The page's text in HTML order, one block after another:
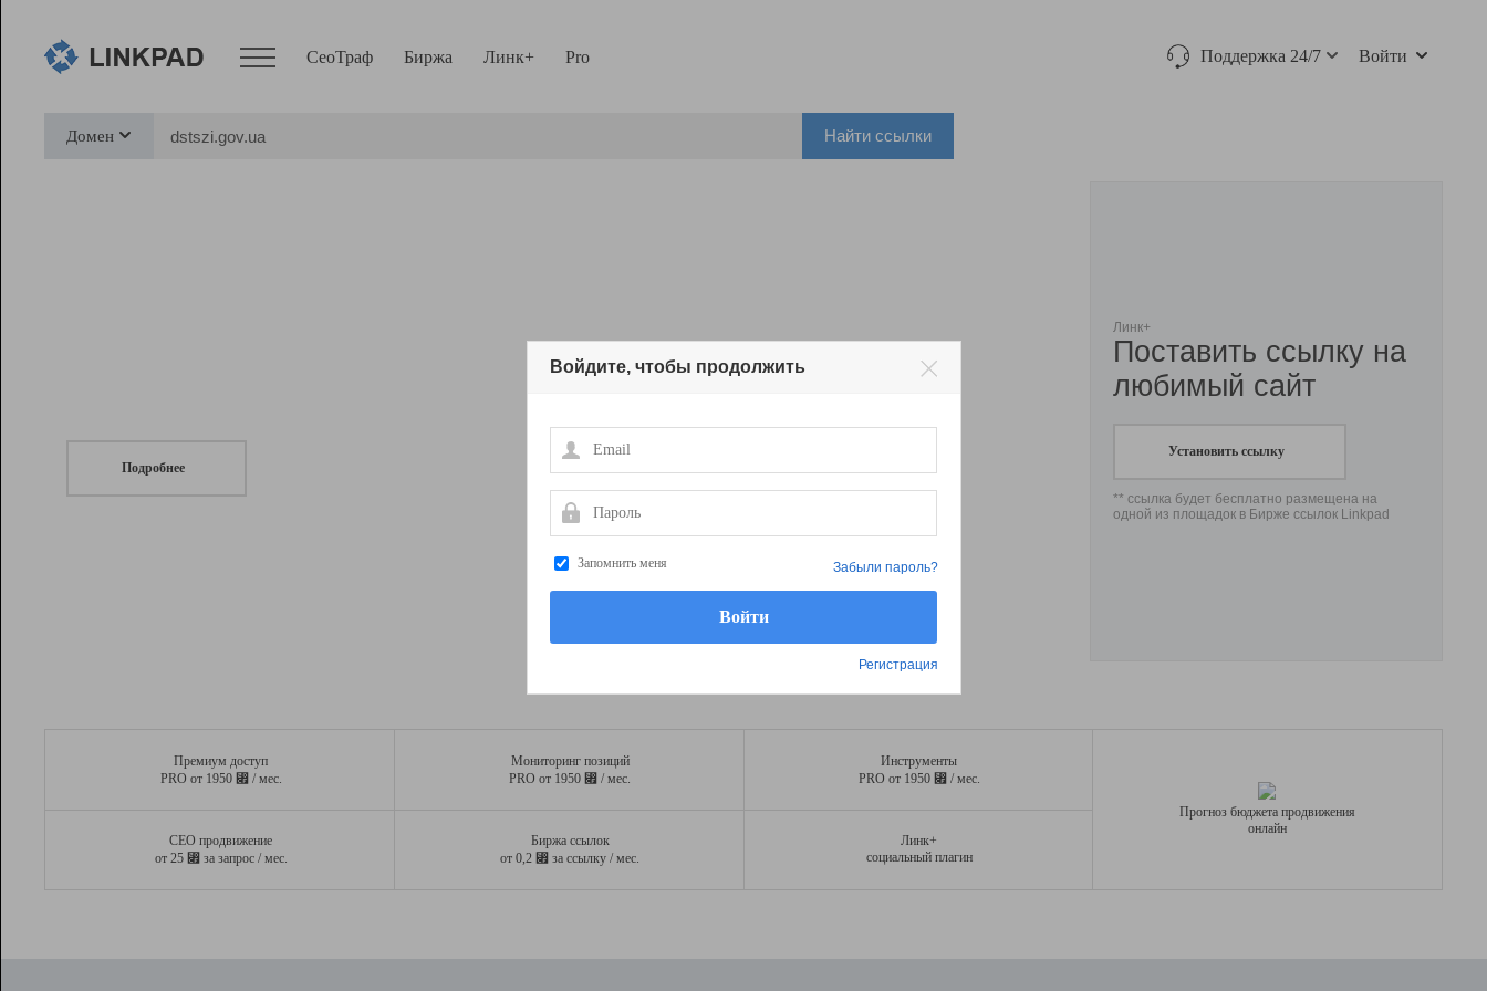
СеоТраф Биржа Линк+ Pro Поддержка 24/7 Войти
Домен Найти ссылки
Подробнее
Линк+
Поставить ссылку на
любимый сайт
Установить ссылку
** ссылка будет бесплатно размещена на
одной из площадок в Бирже ссылок Linkpad
Премиум доступ
PRO от 1950 ⃏ / мес.
Мониторинг позиций
PRO от 1950 ⃏ / мес.
Инструменты
PRO от 1950 ⃏ / мес.
СЕО продвижение
от 25 ⃏ за запрос / мес.
Биржа ссылок
от 0,2 ⃏ за ссылку / мес.
Линк+
социальный плагин
Прогноз бюджета продвижения
онлайн
Войдите, чтобы продолжить
Email
Пароль
Запомнить меня
Регистрация
Забыли пароль?